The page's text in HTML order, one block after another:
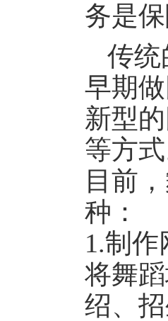
务是
传统
早期
新型
等方式
目前
种：
1.制
将舞
绍、